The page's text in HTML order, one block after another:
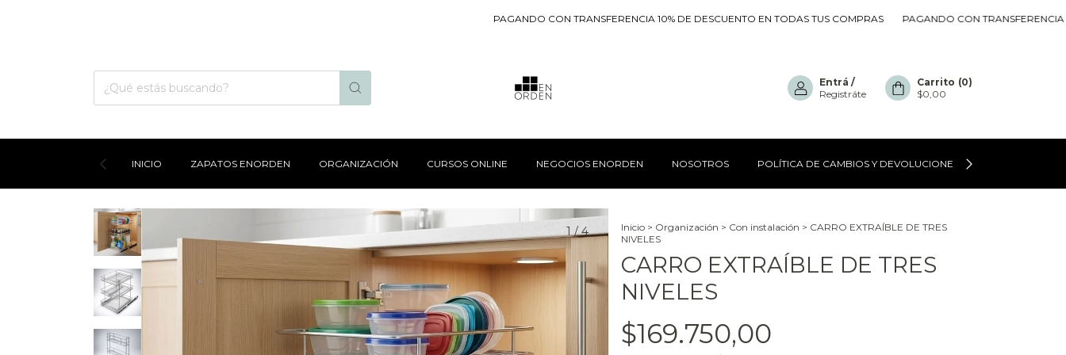
PAGANDO CON TRANSFERENCIA 10% DE DESCUENTO EN TODAS TUS COMPRAS PAGANDO CON TRANSFERENCIA 10%
Entrá /
Registráte
Carrito (0)
$0,00
INICIO ZAPATOS ENORDEN ORGANIZACIÓN CURSOS ONLINE NEGOCIOS ENORDEN NOSOTROS POLÍTICA DE CAMBIOS Y DEVOLUCIONES
1/4 Inicio > Organización > Con instalación > CARRO EXTRAÍBLE DE TRES
NIVELES
CARRO EXTRAÍBLE DE TRES
NIVELES
$169.750,00